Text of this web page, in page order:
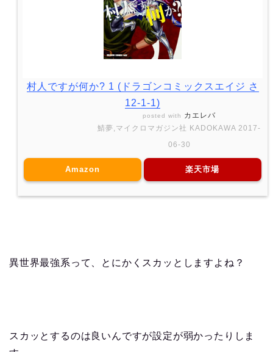
村人ですが何か? 1 (ドラゴンコミックスエイジ さ
12-1-1)
posted with カエレバ
鯖夢,マイクロマガジン社 KADOKAWA 2017-
06-30
Amazon 楽天市場
異世界最強系って、とにかくスカッとしますよね？
スカッとするのは良いんですが設定が弱かったりしま